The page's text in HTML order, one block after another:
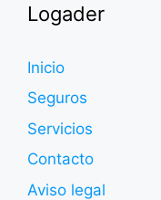
Logader
Inicio
Seguros
Servicios
Contacto
Aviso legal